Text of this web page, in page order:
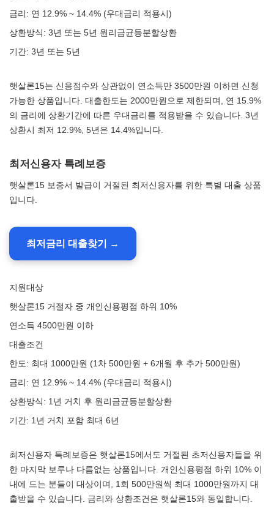
금리: 연 12.9% ~ 14.4% (우대금리 적용시)
상환방식: 3년 또는 5년 원리금균등분할상환
기간: 3년 또는 5년
햇살론15는 신용점수와 상관없이 연소득만 3500만원 이하면 신청
가능한 상품입니다. 대출한도는 2000만원으로 제한되며, 연 15.9%
의 금리에 상환기간에 따른 우대금리를 적용받을 수 있습니다. 3년
상환시 최저 12.9%, 5년은 14.4%입니다.
최저신용자 특례보증
햇살론15 보증서 발급이 거절된 최저신용자를 위한 특별 대출 상품
입니다.
최저금리 대출찾기 →
지원대상
햇살론15 거절자 중 개인신용평점 하위 10%
연소득 4500만원 이하
대출조건
한도: 최대 1000만원 (1차 500만원 + 6개월 후 추가 500만원)
금리: 연 12.9% ~ 14.4% (우대금리 적용시)
상환방식: 1년 거치 후 원리금균등분할상환
기간: 1년 거치 포함 최대 6년
최저신용자 특례보증은 햇살론15에서도 거절된 초저신용자들을 위
한 마지막 보루나 다름없는 상품입니다. 개인신용평점 하위 10% 이
내에 드는 분들이 대상이며, 1회 500만원씩 최대 1000만원까지 대
출받을 수 있습니다. 금리와 상환조건은 햇살론15와 동일합니다.